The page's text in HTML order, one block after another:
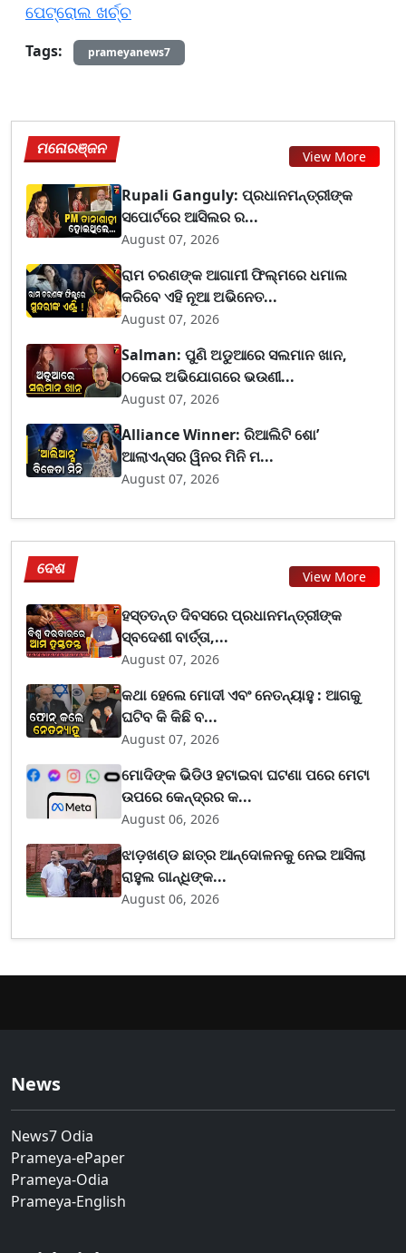
ପେଟ୍ରୋଲ ଖର୍ଚ୍ଚ
Tags: prameyanews7
ମନୋରଞ୍ଜନ View More
Rupali Ganguly: ପ୍ରଧାନମନ୍ତ୍ରୀଙ୍କ
ସପୋର୍ଟରେ ଆସିଲର ର...
August 07, 2026
ରାମ ଚରଣଙ୍କ ଆଗାମୀ ଫିଲ୍ମରେ ଧମାଲ
କରିବେ ଏହି ନୂଆ ଅଭିନେତ...
August 07, 2026
Salman: ପୁଣି ଅଡୁଆରେ ସଲମାନ ଖାନ,
ଠକେଇ ଅଭିଯୋଗରେ ଭଉଣୀ...
August 07, 2026
Alliance Winner: ରିଆଲିଟି ଶୋ’
ଆଲାଏନ୍ସର ୱିନର ମିନି ମ...
August 07, 2026
ଦେଶ View More
ହସ୍ତତନ୍ତ ଦିବସରେ ପ୍ରଧାନମନ୍ତ୍ରୀଙ୍କ
ସ୍ବଦେଶୀ ବାର୍ତ୍ତା,...
August 07, 2026
କଥା ହେଲେ ମୋଦୀ ଏବଂ ନେତନ୍ୟାହୁ : ଆଗକୁ
ଘଟିବ କି କିଛି ବ...
August 07, 2026
ମୋଦିଙ୍କ ଭିଡିଓ ହଟାଇବା ଘଟଣା ପରେ ମେଟା
ଉପରେ କେନ୍ଦ୍ରର କ...
August 06, 2026
ଝାଡ଼ଖଣ୍ଡ ଛାତ୍ର ଆନ୍ଦୋଳନକୁ ନେଇ ଆସିଲା
ରାହୁଲ ଗାନ୍ଧିଙ୍କ...
August 06, 2026
News
News7 Odia
Prameya-ePaper
Prameya-Odia
Prameya-English